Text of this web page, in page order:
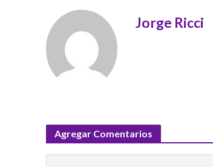
Jorge Ricci
Agregar Comentarios